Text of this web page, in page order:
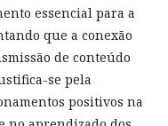
essencial para a
que a conexão
de conteúdo
se pela
positivos na